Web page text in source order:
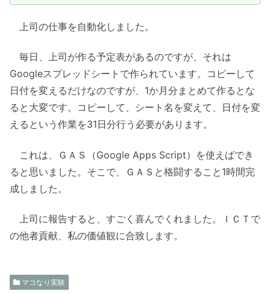
上司の仕事を自動化しました。
毎日、上司が作る予定表があるのですが、それは
Googleスプレッドシートで作られています。コピーして
日付を変えるだけなのですが、1か月分まとめて作るとな
ると大変です。コピーして、シート名を変えて、日付を変
えるという作業を31日分行う必要があります。
これは、ＧＡＳ（Google Apps Script）を使えばでき
ると思いました。そこで、ＧＡＳと格闘すること1時間完
成しました。
上司に報告すると、すごく喜んでくれました。ＩＣＴで
の他者貢献、私の価値観に合致します。
マコなり実験